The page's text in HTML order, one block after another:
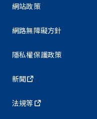
網站政策
網路無障礙方針
隱私權保護政策
新聞
法規等